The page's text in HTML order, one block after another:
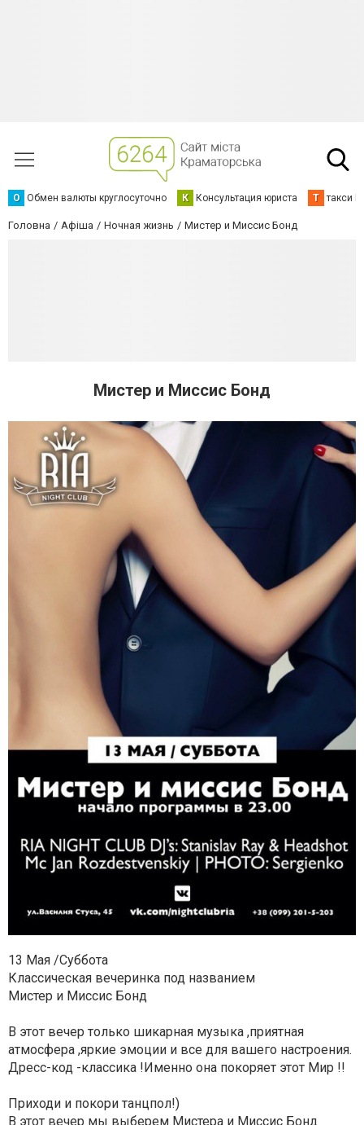
О Обмен валюты круглосуточно К Консультация юриста Т такси
Головна Афіша Ночная жизнь Мистер и Миссис Бонд
Мистер и Миссис Бонд
13 Мая /Суббота
Классическая вечеринка под названием
Мистер и Миссис Бонд
В этот вечер только шикарная музыка ,приятная
атмосфера ,яркие эмоции и все для вашего настроения.
Дресс-код -классика !Именно она покоряет этот Мир !!
Приходи и покори танцпол!)
В этот вечер мы выберем Мистера и Миссис Бонд